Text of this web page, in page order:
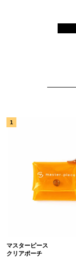
マスターピース
クリアポーチ